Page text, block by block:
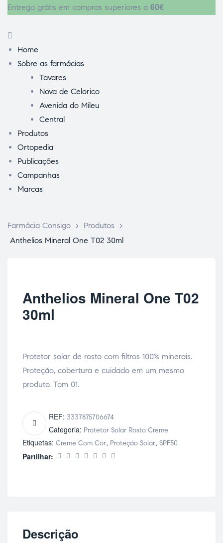
Entrega grátis em compras superiores a 60€
Home
Sobre as farmácias
Tavares
Nova de Celorico
Avenida do Mileu
Central
Produtos
Ortopedia
Publicações
Campanhas
Marcas
Farmácia Consigo > Produtos
>
Anthelios Mineral One T02 30ml
Anthelios Mineral One T02
30ml
Protetor solar de rosto com filtros 100% minerais.
Proteção, cobertura e cuidado em um mesmo
produto. Tom 01.
REF: 3337875706674
Categoria: Protetor Solar Rosto Creme
Etiquetas: Creme Com Cor, Proteção Solar, SPF50
Partilhar:
Descrição